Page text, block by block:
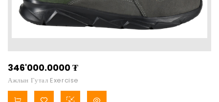
346'000.0000₮
Ажлын Гутал Exercise